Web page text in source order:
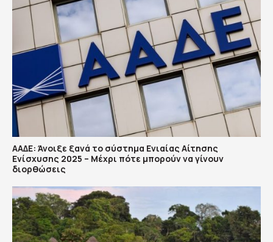
ΑΑΔΕ: Άνοιξε ξανά το σύστημα Ενιαίας Αίτησης
Ενίσχυσης 2025 – Μέχρι πότε μπορούν να γίνουν
διορθώσεις